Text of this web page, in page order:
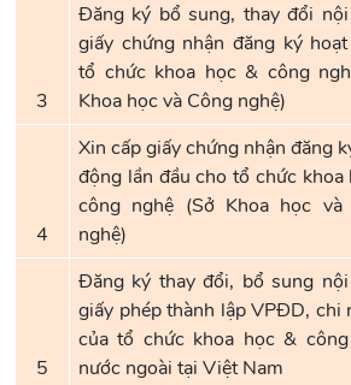
3
Đăng ký bổ sung, thay đổi
giấy chứng nhận đăng ký
tổ chức khoa học & công
Khoa học và Công nghệ)
4
Xin cấp giấy chứng nhận đăng
động lần đầu cho tổ chức khoa
công nghệ (Sở Khoa học và
nghệ)
5
Đăng ký thay đổi, bổ sung
giấy phép thành lập VPĐD, chi
của tổ chức khoa học &
nước ngoài tại Việt Nam